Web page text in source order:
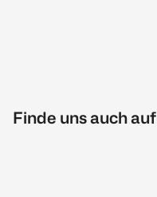
Finde uns auch auf